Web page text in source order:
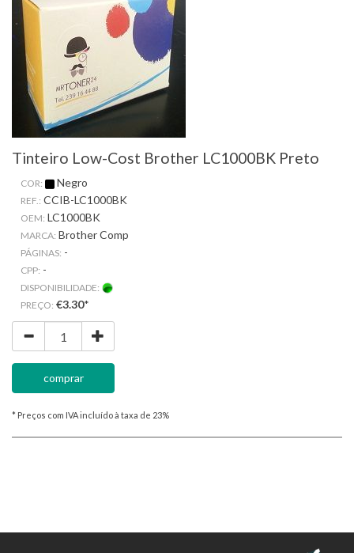
Tinteiro Low-Cost Brother LC1000BK Preto
COR: Negro
REF.: CCIB-LC1000BK
OEM: LC1000BK
MARCA: Brother Comp
PÁGINAS: -
CPP: -
DISPONIBILIDADE:
PREÇO: €3.30*
* Preços com IVA incluído à taxa de 23%